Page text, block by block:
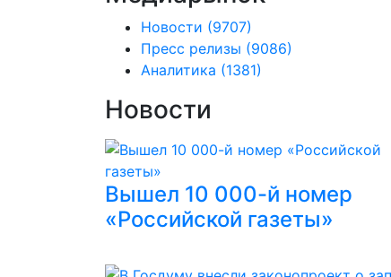
Новости (9707)
Пресс релизы (9086)
Аналитика (1381)
Новости
Вышел 10 000-й номер
«Российской газеты»